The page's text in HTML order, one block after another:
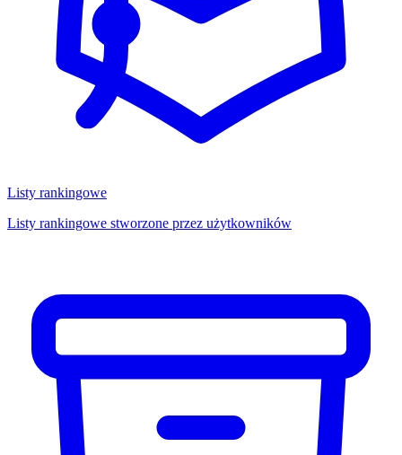
Listy rankingowe
Listy rankingowe stworzone przez użytkowników